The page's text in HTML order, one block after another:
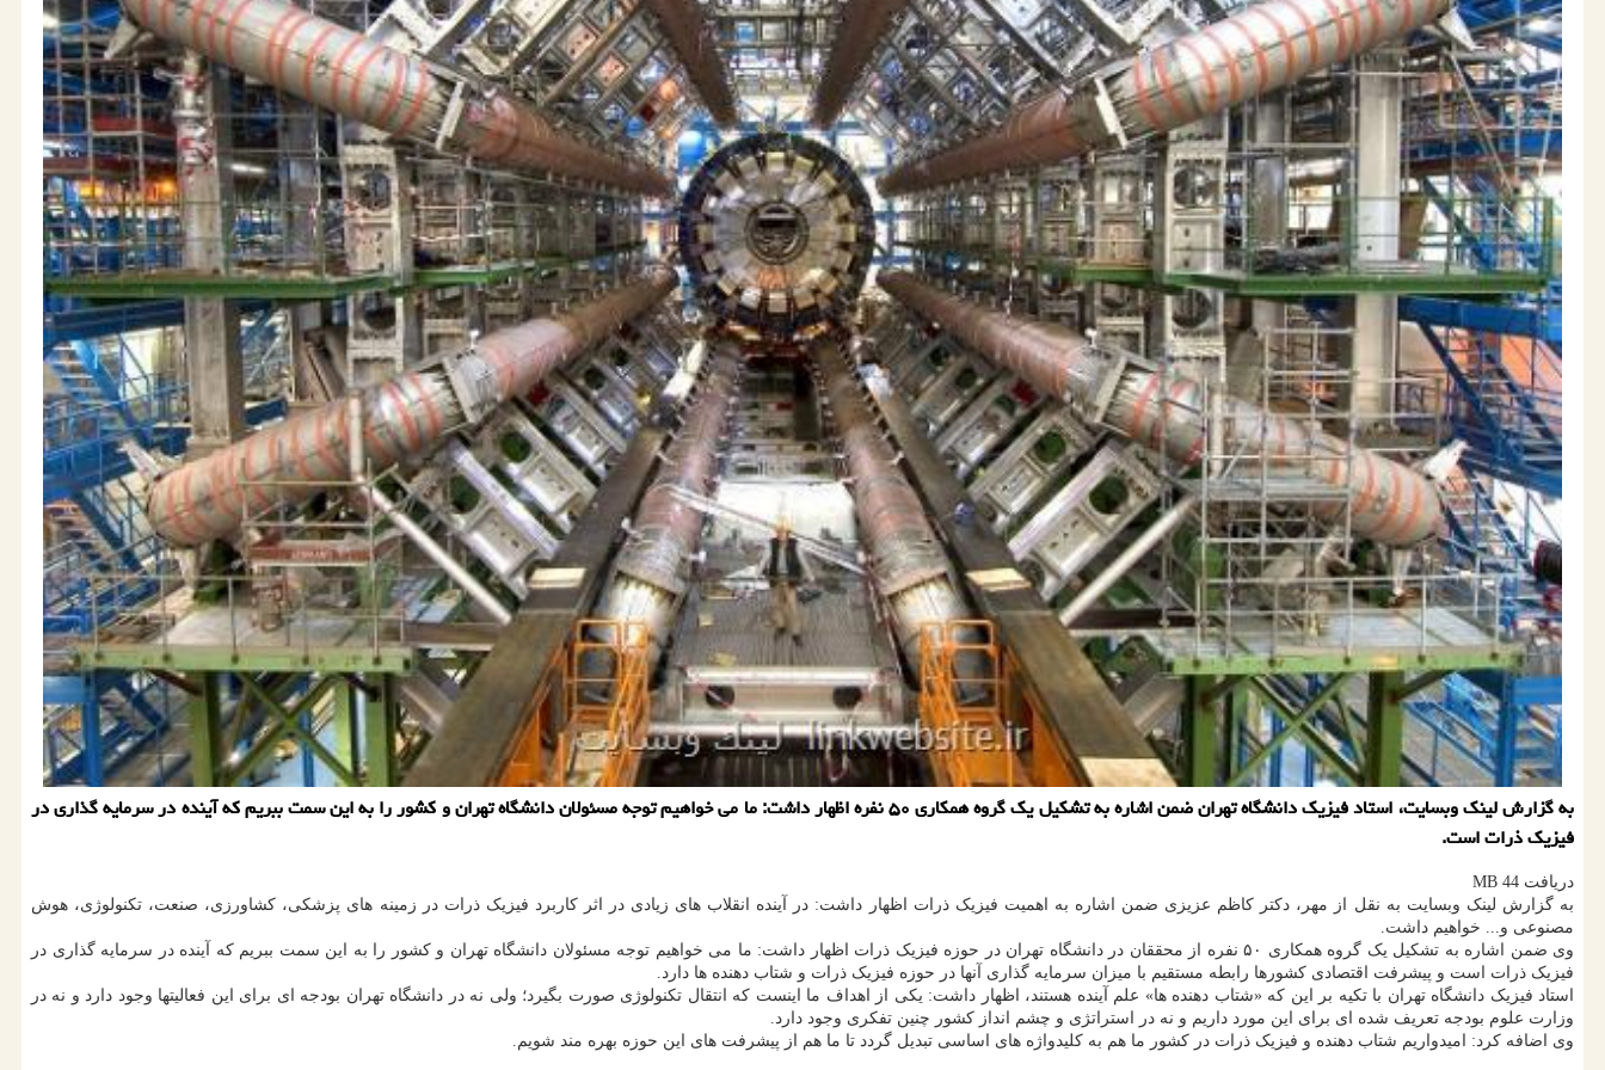
به گزارش لینک وبسایت، استاد فیزیک دانشگاه تهران ضمن اشاره به تشکیل یک گروه همکاری ۵۰ نفره اظهار داشت: ما می خواهیم توجه مسئولان دانشگاه تهران و کشور را به این سمت ببریم که آینده در سرمایه گذاری در
فیزیک ذرات است.
دریافت 44 MB
به گزارش لینک وبسایت به نقل از مهر، دکتر کاظم عزیزی ضمن اشاره به اهمیت فیزیک ذرات اظهار داشت: در آینده انقلاب های زیادی در اثر کاربرد فیزیک ذرات در زمینه های پزشکی، کشاورزی، صنعت، تکنولوژی، هوش
مصنوعی و... خواهیم داشت.
وی ضمن اشاره به تشکیل یک گروه همکاری ۵۰ نفره از محققان در دانشگاه تهران در حوزه فیزیک ذرات اظهار داشت: ما می خواهیم توجه مسئولان دانشگاه تهران و کشور را به این سمت ببریم که آینده در سرمایه گذاری در
فیزیک ذرات است و پیشرفت اقتصادی کشورها رابطه مستقیم با میزان سرمایه گذاری آنها در حوزه فیزیک ذرات و شتاب دهنده ها دارد.
استاد فیزیک دانشگاه تهران با تکیه بر این که «شتاب دهنده ها» علم آینده هستند، اظهار داشت: یکی از اهداف ما اینست که انتقال تکنولوژی صورت بگیرد؛ ولی نه در دانشگاه تهران بودجه ای برای این فعالیتها وجود دارد و نه در
وزارت علوم بودجه تعریف شده ای برای این مورد داریم و نه در استراتژی و چشم انداز کشور چنین تفکری وجود دارد.
وی اضافه کرد: امیدواریم شتاب دهنده و فیزیک ذرات در کشور ما هم به کلیدواژه های اساسی تبدیل گردد تا ما هم از پیشرفت های این حوزه بهره مند شویم.